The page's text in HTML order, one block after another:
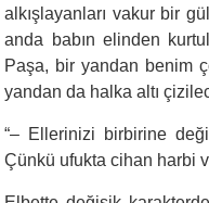
alkışlayanları vakur bir
anda babın elinden
Paşa, bir yandan benim
yandan da halka altı
“– Ellerinizi birbirine
Çünkü ufukta cihan harbi